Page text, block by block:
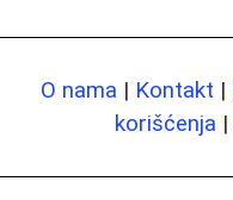
O nama | Kontakt |
korišćenja |